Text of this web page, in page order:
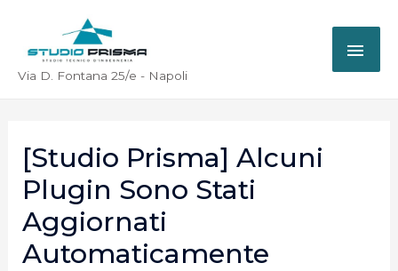
Via D. Fontana 25/e - Napoli
[Studio Prisma] Alcuni
Plugin Sono Stati
Aggiornati
Automaticamente